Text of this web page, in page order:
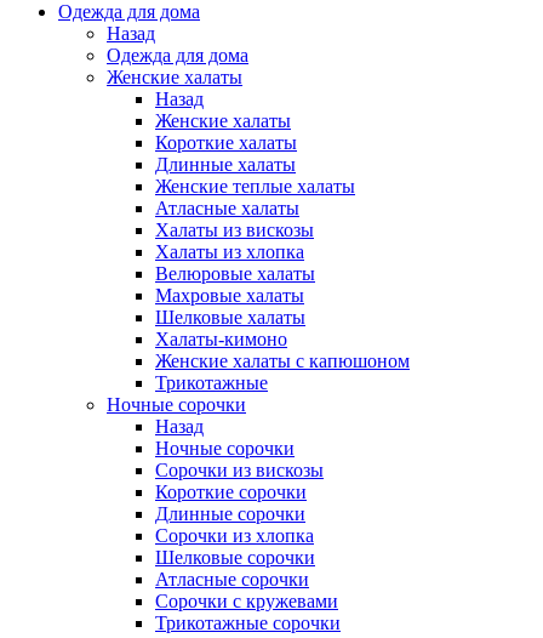
Одежда для дома
Назад
Одежда для дома
Женские халаты
Назад
Женские халаты
Короткие халаты
Длинные халаты
Женские теплые халаты
Атласные халаты
Халаты из вискозы
Халаты из хлопка
Велюровые халаты
Махровые халаты
Шелковые халаты
Халаты-кимоно
Женские халаты с капюшоном
Трикотажные
Ночные сорочки
Назад
Ночные сорочки
Сорочки из вискозы
Короткие сорочки
Длинные сорочки
Сорочки из хлопка
Шелковые сорочки
Атласные сорочки
Сорочки с кружевами
Трикотажные сорочки